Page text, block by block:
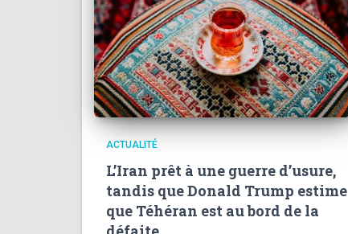
ACTUALITÉ
L’Iran prêt à une guerre d’usure,
tandis que Donald Trump estime
que Téhéran est au bord de la